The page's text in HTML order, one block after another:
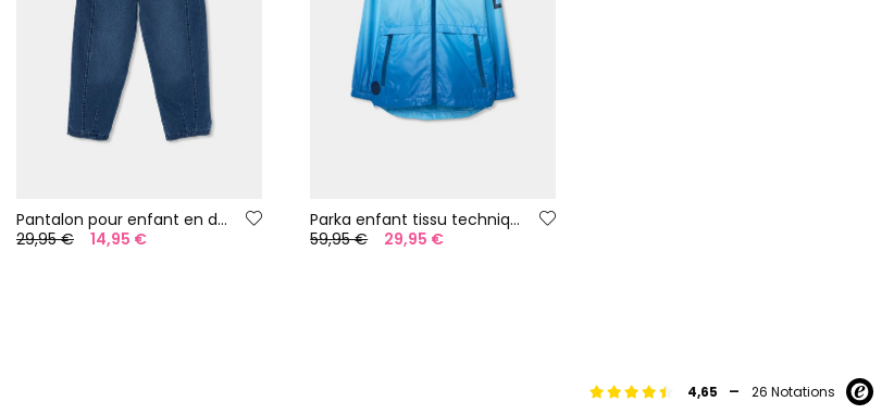
Pantalon pour enfant en denim bleu
29,95 €
14,95 €
Parka enfant tissu technique bleu
59,95 €
29,95 €
4,65 - 26 Notations